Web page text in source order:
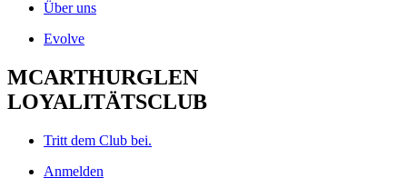
Über uns
Evolve
MCARTHURGLEN
LOYALITÄTSCLUB
Tritt dem Club bei.
Anmelden